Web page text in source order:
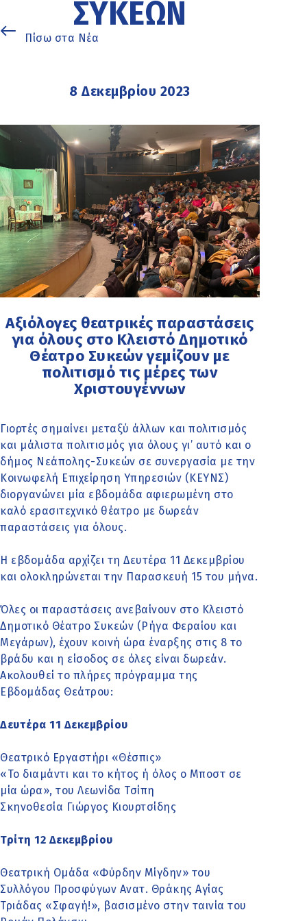
ΣΥΚΕΏΝ
Πίσω στα Νέα
8 Δεκεμβρίου 2023
Αξιόλογες θεατρικές παραστάσεις
για όλους στο Κλειστό Δημοτικό
Θέατρο Συκεών γεμίζουν με
πολιτισμό τις μέρες των
Χριστουγέννων
Γιορτές σημαίνει μεταξύ άλλων και πολιτισμός
και μάλιστα πολιτισμός για όλους γι’ αυτό και ο
δήμος Νεάπολης-Συκεών σε συνεργασία με την
Κοινωφελή Επιχείρηση Υπηρεσιών (ΚΕΥΝΣ)
διοργανώνει μία εβδομάδα αφιερωμένη στο
καλό ερασιτεχνικό θέατρο με δωρεάν
παραστάσεις για όλους.
Η εβδομάδα αρχίζει τη Δευτέρα 11 Δεκεμβρίου
και ολοκληρώνεται την Παρασκευή 15 του μήνα.
Όλες οι παραστάσεις ανεβαίνουν στο Κλειστό
Δημοτικό Θέατρο Συκεών (Ρήγα Φεραίου και
Μεγάρων), έχουν κοινή ώρα έναρξης στις 8 το
βράδυ και η είσοδος σε όλες είναι δωρεάν.
Ακολουθεί το πλήρες πρόγραμμα της
Εβδομάδας Θεάτρου:
Δευτέρα 11 Δεκεμβρίου
Θεατρικό Εργαστήρι «Θέσπις»
«Το διαμάντι και το κήτος ή όλος ο Μποστ σε
μία ώρα», του Λεωνίδα Τσίπη
Σκηνοθεσία Γιώργος Κιουρτσίδης
Τρίτη 12 Δεκεμβρίου
Θεατρική Ομάδα «Φύρδην Μίγδην» του
Συλλόγου Προσφύγων Ανατ. Θράκης Αγίας
Τριάδας «Σφαγή!», βασισμένο στην ταινία του